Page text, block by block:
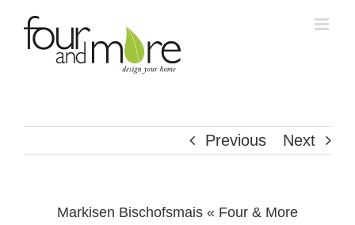
Previous Next
Markisen Bischofsmais « Four & More